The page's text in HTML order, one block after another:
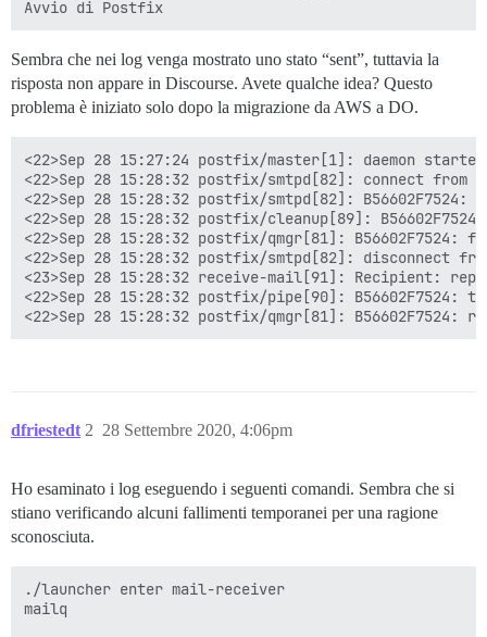
Sembra che nei log venga mostrato uno stato “sent”, tuttavia la
risposta non appare in Discourse. Avete qualche idea? Questo
problema è iniziato solo dopo la migrazione da AWS a DO.
<22>Sep 28 15:27:24 postfix/master[1]: daemon
<22>Sep 28 15:28:32 postfix/smtpd[82]: connect from
<22>Sep 28 15:28:32 postfix/smtpd[82]:
<22>Sep 28 15:28:32 postfix/cleanup[89]: B56602F7524:
<22>Sep 28 15:28:32 postfix/qmgr[81]: B56602F7524:
<22>Sep 28 15:28:32 postfix/smtpd[82]: disconnect
<23>Sep 28 15:28:32 receive-mail[91]: Recipient:
<22>Sep 28 15:28:32 postfix/pipe[90]: B56602F7524:
dfriestedt 28 Settembre 2020, 4:06pm
2
Ho esaminato i log eseguendo i seguenti comandi. Sembra che si
stiano verificando alcuni fallimenti temporanei per una ragione
sconosciuta.
./launcher enter mail-receiver
mailq